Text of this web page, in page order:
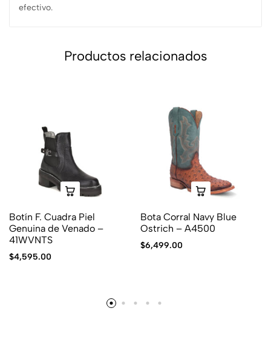
efectivo.
Productos relacionados
Botín F. Cuadra Piel
Genuina de Venado –
41WVNTS
$4,595.00
Bota Corral Navy Blue
Ostrich – A4500
$6,499.00